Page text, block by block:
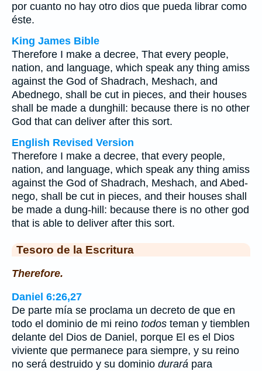
por cuanto no hay otro dios que pueda librar como
éste.
King James Bible
Therefore I make a decree, That every people,
nation, and language, which speak any thing amiss
against the God of Shadrach, Meshach, and
Abednego, shall be cut in pieces, and their houses
shall be made a dunghill: because there is no other
God that can deliver after this sort.
English Revised Version
Therefore I make a decree, that every people,
nation, and language, which speak any thing amiss
against the God of Shadrach, Meshach, and Abed-
nego, shall be cut in pieces, and their houses shall
be made a dung-hill: because there is no other god
that is able to deliver after this sort.
Tesoro de la Escritura
Therefore.
Daniel 6:26,27
De parte mía se proclama un decreto de que en
todo el dominio de mi reino todos teman y tiemblen
delante del Dios de Daniel, porque El es el Dios
viviente que permanece para siempre, y su reino
no será destruido y su dominio durará para